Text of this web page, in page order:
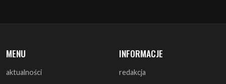
aktualności
zapowiedzi
recenzje
redakcja
warunki prawne
polityka cookies